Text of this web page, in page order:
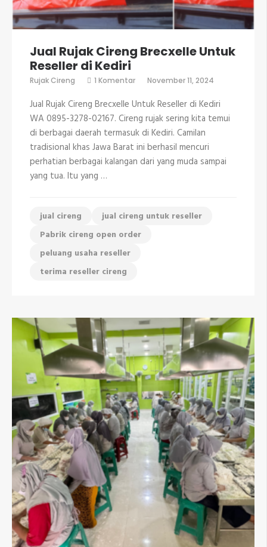
Jual Rujak Cireng Brecxelle Untuk
Reseller di Kediri
Rujak Cireng 1 Komentarpada
Cireng
Brecxelle
Untuk
Reseller
di
Kediri
November 11, 2024
Jual Rujak Cireng Brecxelle Untuk Reseller di Kediri
WA 0895-3278-02167. Cireng rujak sering kita temui
di berbagai daerah termasuk di Kediri. Camilan
tradisional khas Jawa Barat ini berhasil mencuri
perhatian berbagai kalangan dari yang muda sampai
yang tua. Itu yang …
jual cireng
jual cireng untuk reseller
Pabrik cireng open order
peluang usaha reseller
terima reseller cireng